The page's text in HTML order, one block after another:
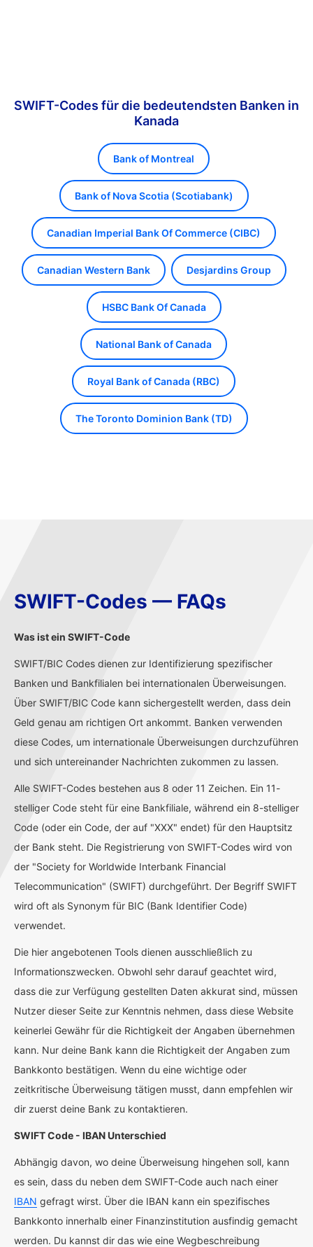
SWIFT-Codes für die bedeutendsten Banken in
Kanada
Bank of Montreal
Bank of Nova Scotia (Scotiabank)
Canadian Imperial Bank Of Commerce (CIBC)
Canadian Western Bank Desjardins Group
HSBC Bank Of Canada
National Bank of Canada
Royal Bank of Canada (RBC)
The Toronto Dominion Bank (TD)
SWIFT-Codes — FAQs
Was ist ein SWIFT-Code
SWIFT/BIC Codes dienen zur Identifizierung spezifischer
Banken und Bankfilialen bei internationalen Überweisungen.
Über SWIFT/BIC Code kann sichergestellt werden, dass dein
Geld genau am richtigen Ort ankommt. Banken verwenden
diese Codes, um internationale Überweisungen durchzuführen
und sich untereinander Nachrichten zukommen zu lassen.
Alle SWIFT-Codes bestehen aus 8 oder 11 Zeichen. Ein 11-
stelliger Code steht für eine Bankfiliale, während ein 8-stelliger
Code (oder ein Code, der auf "XXX" endet) für den Hauptsitz
der Bank steht. Die Registrierung von SWIFT-Codes wird von
der "Society for Worldwide Interbank Financial
Telecommunication" (SWIFT) durchgeführt. Der Begriff SWIFT
wird oft als Synonym für BIC (Bank Identifier Code)
verwendet.
Die hier angebotenen Tools dienen ausschließlich zu
Informationszwecken. Obwohl sehr darauf geachtet wird,
dass die zur Verfügung gestellten Daten akkurat sind, müssen
Nutzer dieser Seite zur Kenntnis nehmen, dass diese Website
keinerlei Gewähr für die Richtigkeit der Angaben übernehmen
kann. Nur deine Bank kann die Richtigkeit der Angaben zum
Bankkonto bestätigen. Wenn du eine wichtige oder
zeitkritische Überweisung tätigen musst, dann empfehlen wir
dir zuerst deine Bank zu kontaktieren.
SWIFT Code - IBAN Unterschied
Abhängig davon, wo deine Überweisung hingehen soll, kann
es sein, dass du neben dem SWIFT-Code auch nach einer
IBAN gefragt wirst. Über die IBAN kann ein spezifisches
Bankkonto innerhalb einer Finanzinstitution ausfindig gemacht
werden. Du kannst dir das wie eine Wegbeschreibung